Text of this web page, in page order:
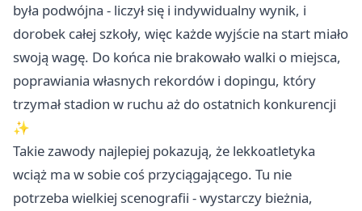
była podwójna - liczył się i indywidualny wynik, i
dorobek całej szkoły, więc każde wyjście na start miało
swoją wagę. Do końca nie brakowało walki o miejsca,
poprawiania własnych rekordów i dopingu, który
trzymał stadion w ruchu aż do ostatnich konkurencji
✨
Takie zawody najlepiej pokazują, że lekkoatletyka
wciąż ma w sobie coś przyciągającego. Tu nie
potrzeba wielkiej scenografii - wystarczy bieżnia,